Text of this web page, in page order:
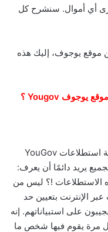
أي أموال. سنشرح كل
أن تحقق أكثر من 2000$ من موقع يوجوف، إليك هذه
لقد غطينا في مقال آخر المزيد حول ماهية استطلاعات YouGov
يريد دائمًا أن يعرف:
الاستطلاعات !؟ ليس من
الإنترنت بتعيين حد
على استبياناتهم. إنه
مرة يقوم فيها شخص ما